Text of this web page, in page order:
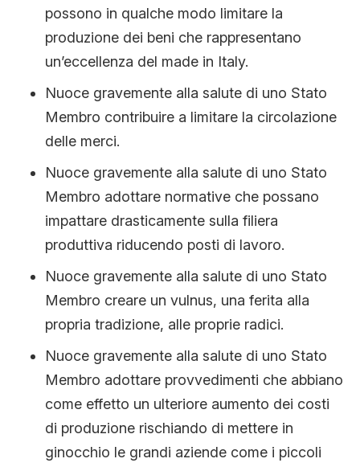
possono in qualche modo limitare la
produzione dei beni che rappresentano
un’eccellenza del made in Italy.
Nuoce gravemente alla salute di uno Stato
Membro contribuire a limitare la circolazione
delle merci.
Nuoce gravemente alla salute di uno Stato
Membro adottare normative che possano
impattare drasticamente sulla filiera
produttiva riducendo posti di lavoro.
Nuoce gravemente alla salute di uno Stato
Membro creare un vulnus, una ferita alla
propria tradizione, alle proprie radici.
Nuoce gravemente alla salute di uno Stato
Membro adottare provvedimenti che abbiano
come effetto un ulteriore aumento dei costi
di produzione rischiando di mettere in
ginocchio le grandi aziende come i piccoli